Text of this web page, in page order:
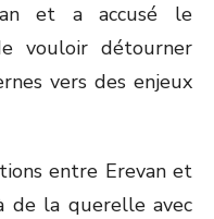
et a accusé le
vouloir détourner
vers des enjeux
entre Erevan et
de la querelle avec